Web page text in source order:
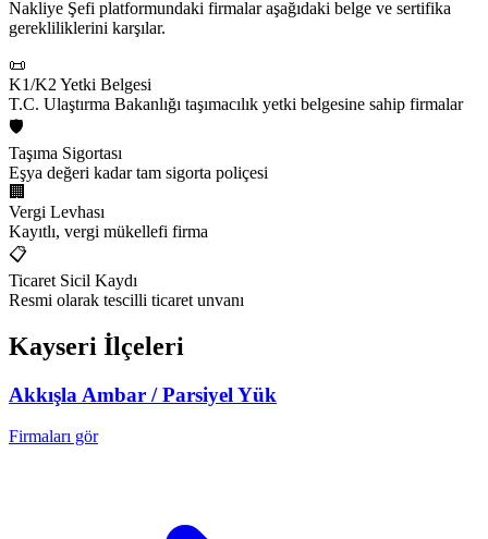
Nakliye Şefi platformundaki firmalar aşağıdaki belge ve sertifika
gerekliliklerini karşılar.
📜
K1/K2 Yetki Belgesi
T.C. Ulaştırma Bakanlığı taşımacılık yetki belgesine sahip firmalar
🛡️
Taşıma Sigortası
Eşya değeri kadar tam sigorta poliçesi
🏢
Vergi Levhası
Kayıtlı, vergi mükellefi firma
📋
Ticaret Sicil Kaydı
Resmi olarak tescilli ticaret unvanı
Kayseri İlçeleri
Akkışla Ambar / Parsiyel Yük
Firmaları gör